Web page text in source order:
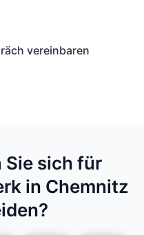
vereinbaren
Sie sich für
in Chemnitz